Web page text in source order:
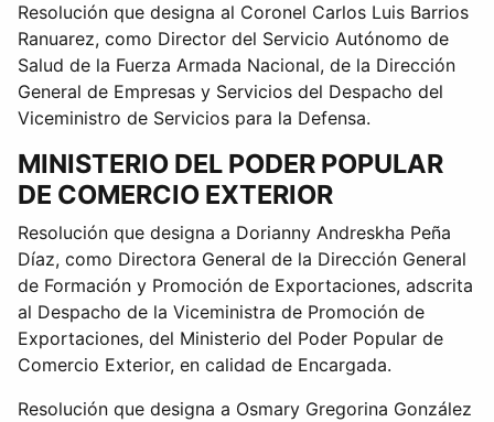
Resolución que designa al Coronel Carlos Luis Barrios
Ranuarez, como Director del Servicio Autónomo de
Salud de la Fuerza Armada Nacional, de la Dirección
General de Empresas y Servicios del Despacho del
Viceministro de Servicios para la Defensa.
MINISTERIO DEL PODER POPULAR
DE COMERCIO EXTERIOR
Resolución que designa a Dorianny Andreskha Peña
Díaz, como Directora General de la Dirección General
de Formación y Promoción de Exportaciones, adscrita
al Despacho de la Viceministra de Promoción de
Exportaciones, del Ministerio del Poder Popular de
Comercio Exterior, en calidad de Encargada.
Resolución que designa a Osmary Gregorina González